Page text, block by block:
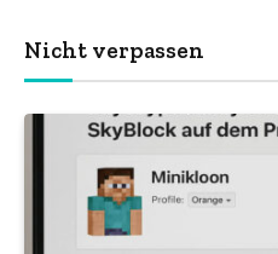
Nicht verpassen